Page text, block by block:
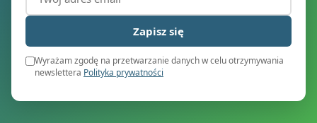
Zapisz się
Wyrażam zgodę na przetwarzanie danych w celu otrzymywania
newslettera Polityka prywatności